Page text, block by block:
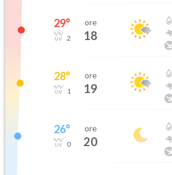
29°
2
ore
18
28°
1
ore
19
26°
0
ore
20